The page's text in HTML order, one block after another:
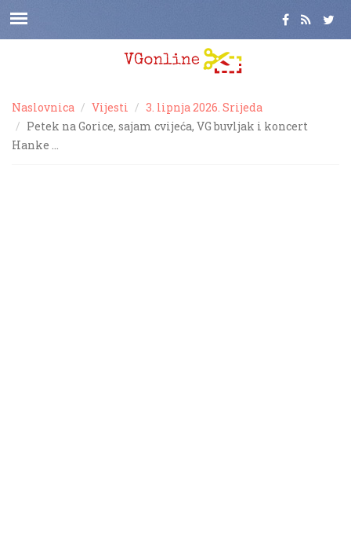
Naslovnica Vijesti
3. lipnja 2026. Srijeda
Petek na Gorice, sajam cvijeća, VG buvljak i koncert
Hanke …